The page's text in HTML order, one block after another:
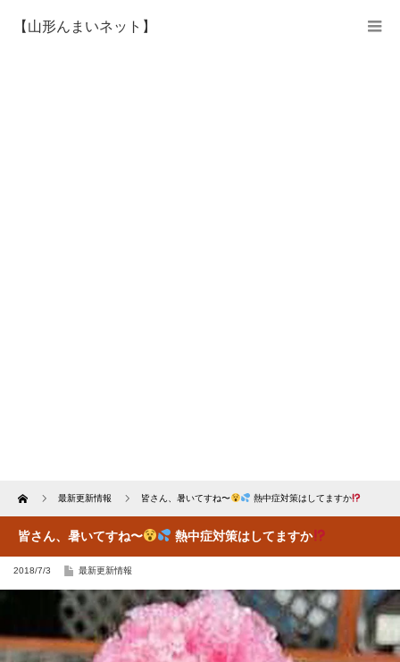
【山形んまいネット】
Home 最新更新情報 皆さん、暑いてすね〜 熱中症対策はしてますか
皆さん、暑いてすね〜 熱中症対策はしてますか
2018/7/3 最新更新情報